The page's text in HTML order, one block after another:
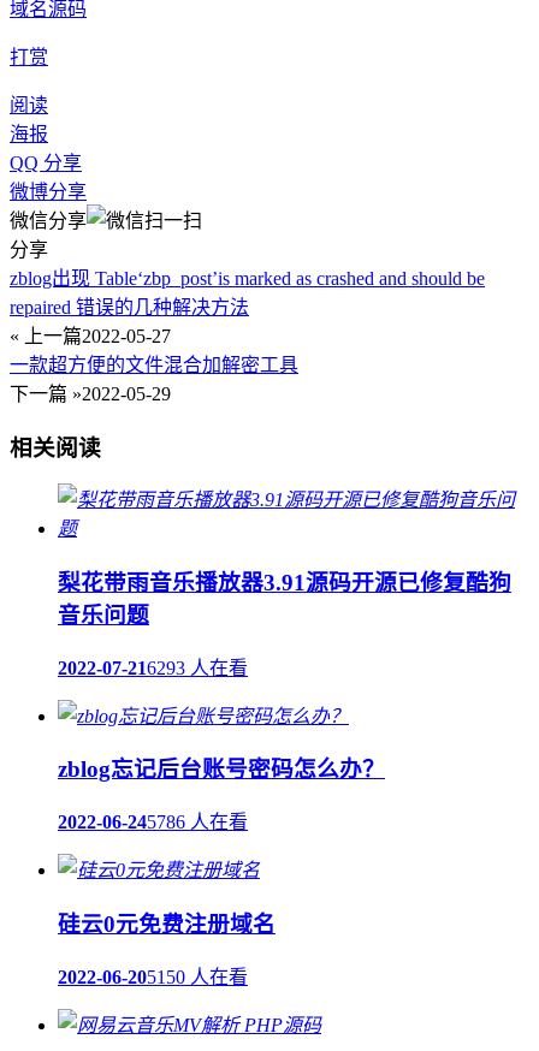
域名源码
打赏
阅读
海报
QQ 分享
微博分享
微信分享
分享
zblog出现 Table‘zbp_post’is marked as crashed and should be
repaired 错误的几种解决方法
« 上一篇2022-05-27
一款超方便的文件混合加解密工具
下一篇 »2022-05-29
相关阅读
梨花带雨音乐播放器3.91源码开源已修复酷狗
音乐问题
2022-07-216293 人在看
zblog忘记后台账号密码怎么办？
2022-06-245786 人在看
硅云0元免费注册域名
2022-06-205150 人在看